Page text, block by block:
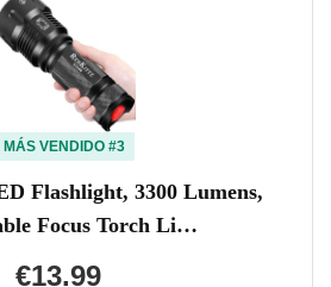
MÁS VENDIDO #3
Flashlight, 3300 Lumens,
Focus Torch Li…
€13.99